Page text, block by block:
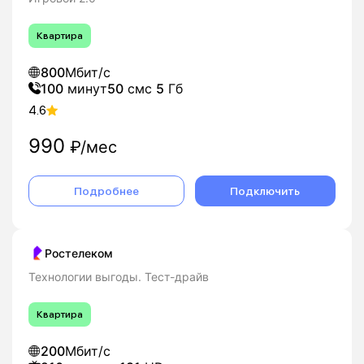
Оставьте заявку на подключение домашнего
интернета Ростелеком в Великом Устюге - мы
подберем оптимальный тариф и организуем
Квартира
800Мбит/с
100 минут50 смс 5 Гб
4.6
990 ₽/мес
Подробнее Подключить
Ростелеком
Технологии выгоды. Тест-драйв
Квартира
200Мбит/с